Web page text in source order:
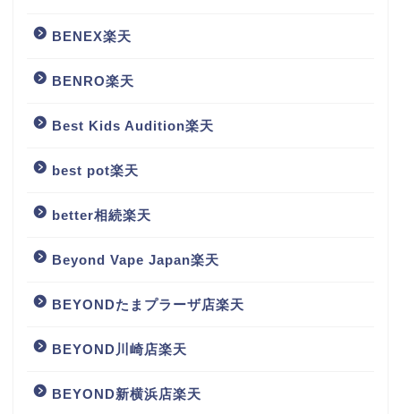
BENEX楽天
BENRO楽天
Best Kids Audition楽天
best pot楽天
better相続楽天
Beyond Vape Japan楽天
BEYONDたまプラーザ店楽天
BEYOND川崎店楽天
BEYOND新横浜店楽天